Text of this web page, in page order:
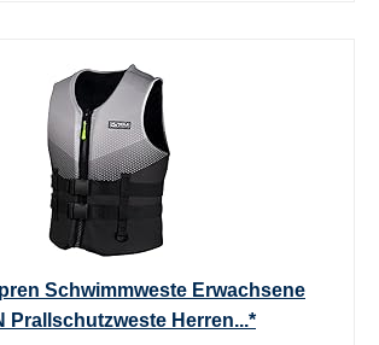
Schwimmweste Erwachsene
Prallschutzweste Herren...*